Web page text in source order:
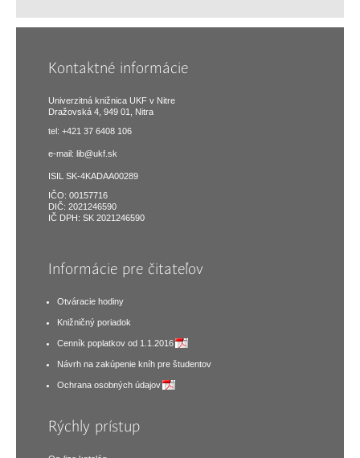
Kontaktné informácie
Univerzitná knižnica UKF v Nitre
Dražovská 4, 949 01, Nitra
tel: +421 37 6408 106
e-mail: lib@ukf.sk
ISIL SK-4KADAA00289
IČO: 00157716
DIČ: 2021246590
IČ DPH: SK 2021246590
Informácie pre čitateľov
Otváracie hodiny
Knižničný poriadok
Cenník poplatkov od 1.1.2016
Návrh na zakúpenie kníh pre študentov
Ochrana osobných údajov
Rýchly prístup